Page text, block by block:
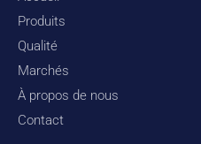
Produits
Qualité
Marchés
À propos de nous
Contact